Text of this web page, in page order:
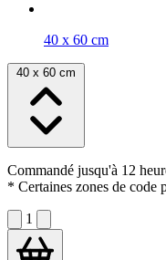
40 x 60 cm
40 x 60 cm
Commandé jusqu'à 12
* Certaines zones de code
1